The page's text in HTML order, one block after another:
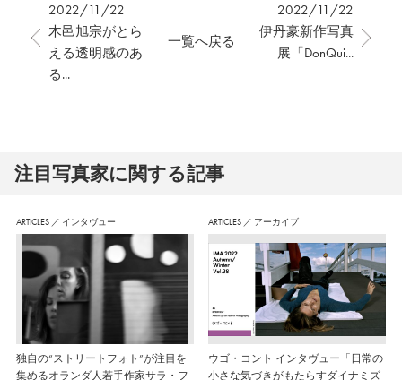
2022/11/22
木邑旭宗がとら
える透明感のあ
る...
2022/11/22
伊丹豪新作写真
展「DonQui...
一覧へ戻る
注⽬写真家に関する記事
ARTICLES ／ インタヴュー
独自の“ストリートフォト”が注目を
集めるオランダ人若手作家サラ・フ
ARTICLES ／ アーカイブ
ウゴ・コント インタヴュー「日常の
小さな気づきがもたらすダイナミズ